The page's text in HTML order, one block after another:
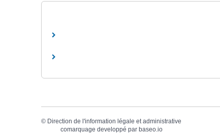
© Direction de l'information légale et administrative
comarquage developpé par baseo.io